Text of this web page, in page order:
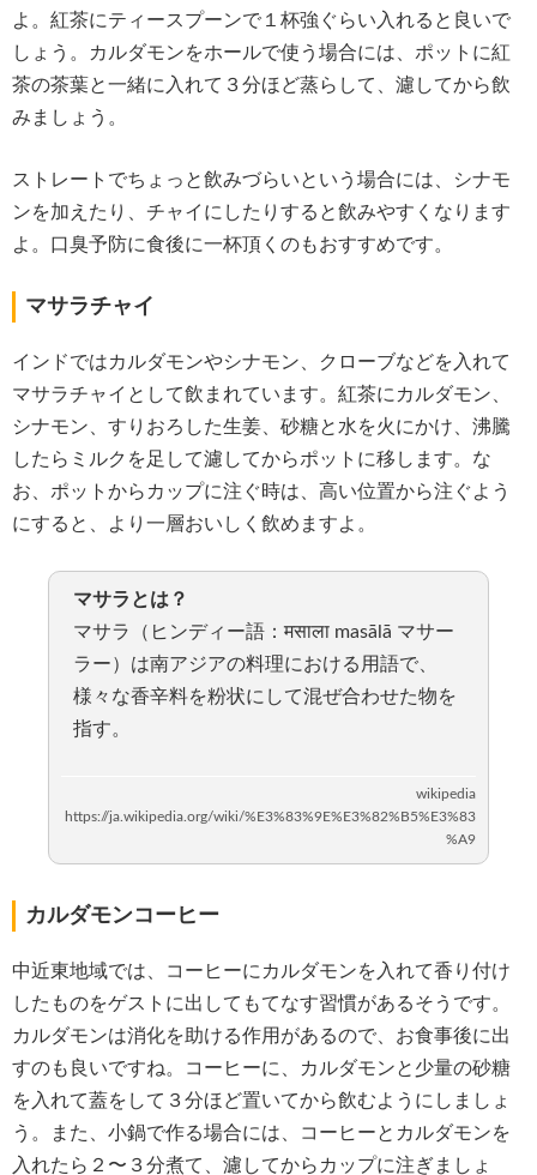
よ。紅茶にティースプーンで１杯強ぐらい入れると良いで
しょう。カルダモンをホールで使う場合には、ポットに紅
茶の茶葉と一緒に入れて３分ほど蒸らして、濾してから飲
みましょう。
ストレートでちょっと飲みづらいという場合には、シナモ
ンを加えたり、チャイにしたりすると飲みやすくなります
よ。口臭予防に食後に一杯頂くのもおすすめです。
マサラチャイ
インドではカルダモンやシナモン、クローブなどを入れて
マサラチャイとして飲まれています。紅茶にカルダモン、
シナモン、すりおろした生姜、砂糖と水を火にかけ、沸騰
したらミルクを足して濾してからポットに移します。な
お、ポットからカップに注ぐ時は、高い位置から注ぐよう
にすると、より一層おいしく飲めますよ。
マサラとは？
マサラ（ヒンディー語：मसाला masālā マサー
ラー）は南アジアの料理における用語で、
様々な香辛料を粉状にして混ぜ合わせた物を
指す。
カルダモンコーヒー
中近東地域では、コーヒーにカルダモンを入れて香り付け
したものをゲストに出してもてなす習慣があるそうです。
カルダモンは消化を助ける作用があるので、お食事後に出
すのも良いですね。コーヒーに、カルダモンと少量の砂糖
を入れて蓋をして３分ほど置いてから飲むようにしましょ
う。また、小鍋で作る場合には、コーヒーとカルダモンを
入れたら２〜３分煮て、濾してからカップに注ぎましょ